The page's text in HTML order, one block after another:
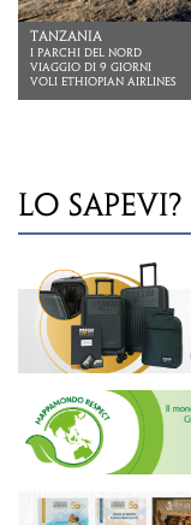
GIAPPONE
VIAGGIO DI 12 GIORNI
LO SAPEVI?